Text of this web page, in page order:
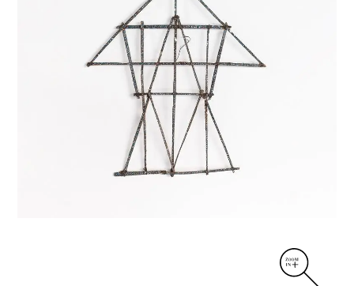
01_SCULPTURE
02_PHOTOGRAPHIQUE
03_COLLAGES
04_DESSINS
05_MONOTYPE
06_ARCHIVES
CONTACT